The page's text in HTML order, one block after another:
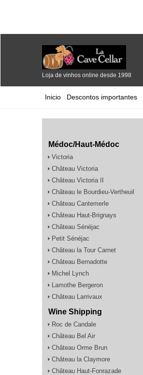
Loja de vinhos online desde 1998
Inicio Descontos importantes
Médoc/Haut-Médoc
Victoria
Château Victoria
Château Victoria II
Château le Bourdieu-Vertheuil
Château Cantemerle
Château Haut-Brignays
Château Sénéjac
Petit Sénéjac
Château la Tour Carnet
Château Bernadotte
Michel Lynch
Lamothe Bergeron
Château Larrivaux
Wine Shipping
Roc de Candale
Château Bel Air
Château Orme Brun
Château la Claymore
Château Haut-Fonrazade